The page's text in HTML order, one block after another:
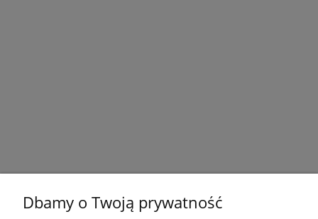
Dbamy o Twoją prywatność